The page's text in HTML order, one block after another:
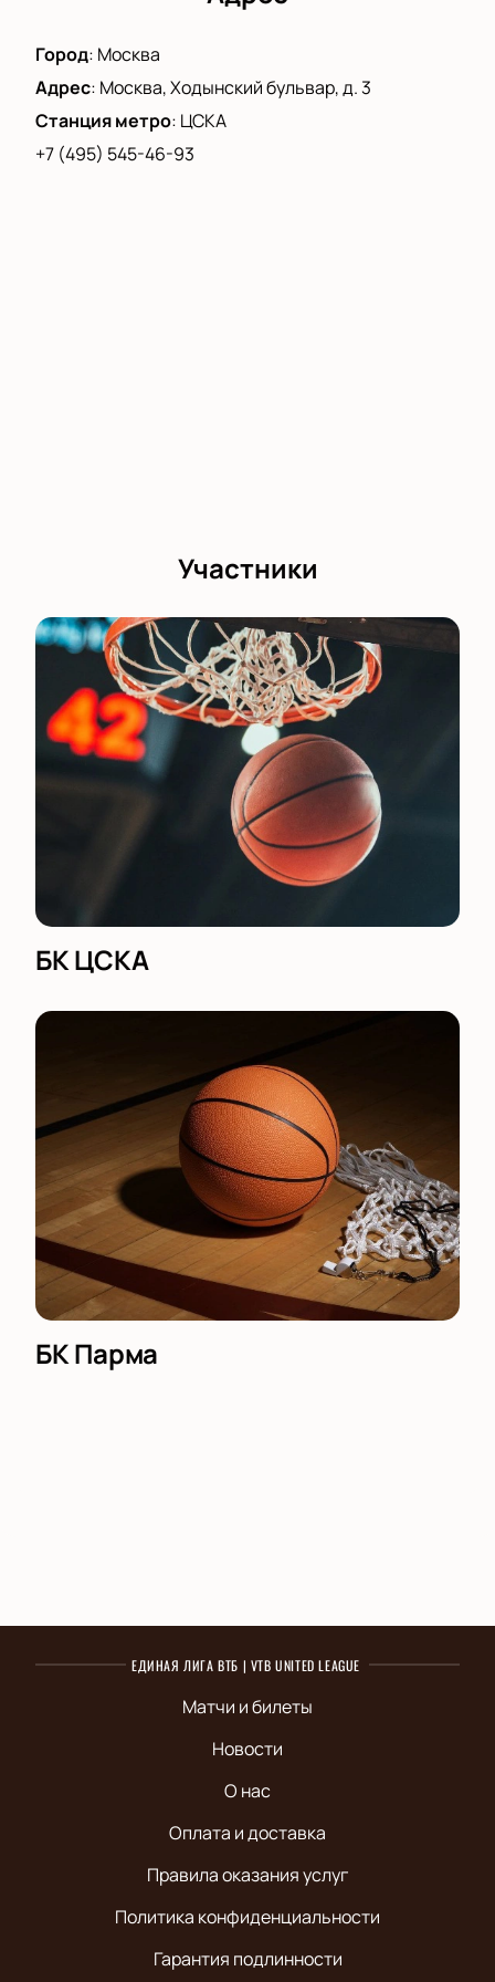
Город: Москва
Адрес: Москва, Ходынский бульвар, д. 3
Станция метро: ЦСКА
+7 (495) 545-46-93
Участники
БК ЦСКА
БК Парма
ЕДИНАЯ ЛИГА ВТБ | VTB UNITED LEAGUE
Матчи и билеты
Новости
О нас
Оплата и доставка
Правила оказания услуг
Политика конфиденциальности
Гарантия подлинности